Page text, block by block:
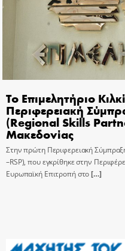
Το Επιμελητήριο
Περιφερειακή
(Regional Skills
Μακεδονίας
Στην πρώτη Περιφερειακή
–RSP), που εγκρίθηκε στην
Ευρωπαϊκή Επιτροπή στο[…]